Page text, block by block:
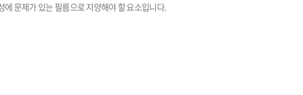
에 문제가 있는 필름으로 지양해야 할 요소입니다.